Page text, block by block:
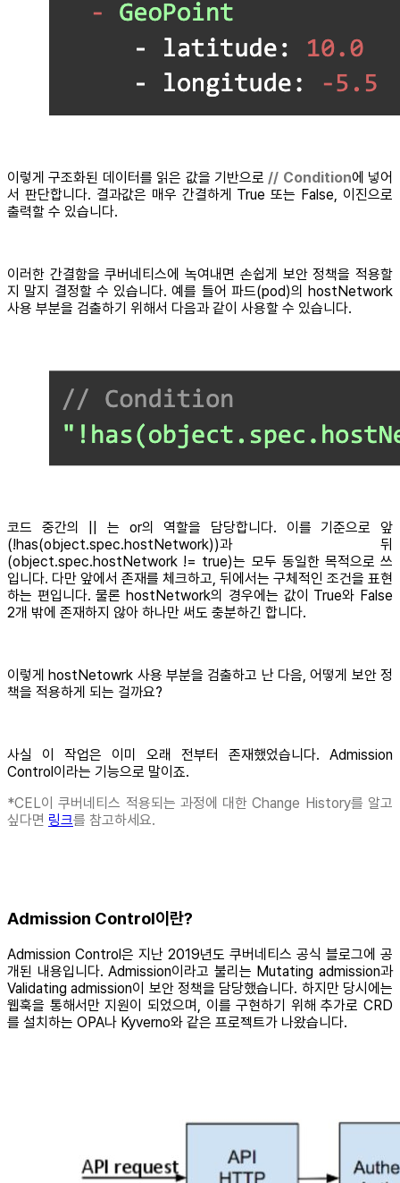
이렇게 구조화된 데이터를 읽은 값을 기반으로// Condition에 넣어
서 판단합니다. 결과값은 매우 간결하게 True 또는 False, 이진으로
출력할 수 있습니다.
이러한 간결함을 쿠버네티스에 녹여내면 손쉽게 보안 정책을 적용할
지 말지 결정할 수 있습니다. 예를 들어 파드(pod)의 hostNetwork
사용 부분을 검출하기 위해서 다음과 같이 사용할 수 있습니다.
코드 중간의 || 는 or의 역할을 담당합니다. 이를 기준으로 앞
(!has(object.spec.hostNetwork))과 뒤
(object.spec.hostNetwork != true)는 모두 동일한 목적으로 쓰
입니다. 다만 앞에서 존재를 체크하고, 뒤에서는 구체적인 조건을 표현
하는 편입니다. 물론 hostNetwork의 경우에는 값이 True와 False
2개 밖에 존재하지 않아 하나만 써도 충분하긴 합니다.
이렇게 hostNetowrk 사용 부분을 검출하고 난 다음, 어떻게 보안 정
책을 적용하게 되는 걸까요?
사실 이 작업은 이미 오래 전부터 존재했었습니다. Admission
Control이라는 기능으로 말이죠.
*CEL이 쿠버네티스 적용되는 과정에 대한 Change History를 알고
싶다면 링크를 참고하세요.
Admission Control이란?
Admission Control은 지난 2019년도 쿠버네티스 공식 블로그에 공
개된 내용입니다. Admission이라고 불리는 Mutating admission과
Validating admission이 보안 정책을 담당했습니다. 하지만 당시에는
웹훅을 통해서만 지원이 되었으며, 이를 구현하기 위해 추가로 CRD
를 설치하는 OPA나 Kyverno와 같은 프로젝트가 나왔습니다.